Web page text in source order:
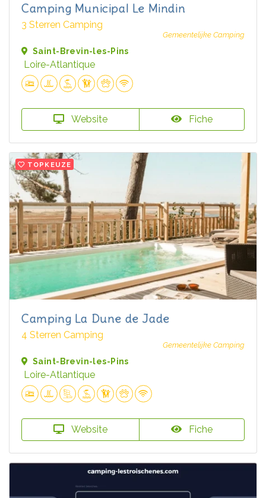
Camping Municipal Le Mindin
3 Sterren Camping
Gemeentelijke Camping
Saint-Brevin-les-Pins
Loire-Atlantique
Website Fiche
TOPKEUZE
Camping La Dune de Jade
4 Sterren Camping
Gemeentelijke Camping
Saint-Brevin-les-Pins
Loire-Atlantique
Website Fiche